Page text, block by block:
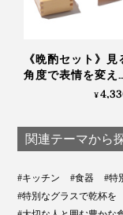
いつものお酒をも
ことなく味わって
《晩酌セット》見
角度で表情を変える
「耐熱ダブルウォ
きジュウバコマ
（135ml×2）」
¥
関連テーマから
#キッチン #食器 #特
#特別なグラスで乾杯を